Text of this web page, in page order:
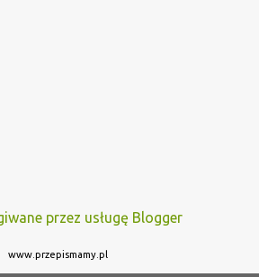
przez usługę Blogger
www.przepismamy.pl